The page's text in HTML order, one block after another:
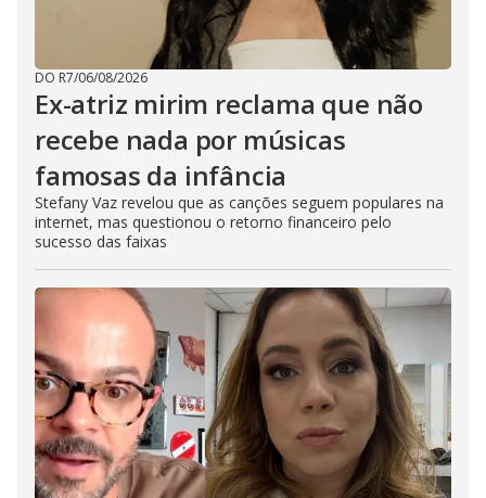
DO R7/06/08/2026
Ex-atriz mirim reclama que não
recebe nada por músicas
famosas da infância
Stefany Vaz revelou que as canções seguem populares na
internet, mas questionou o retorno financeiro pelo
sucesso das faixas